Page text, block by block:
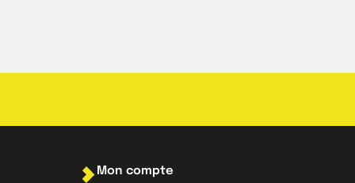
Mon compte